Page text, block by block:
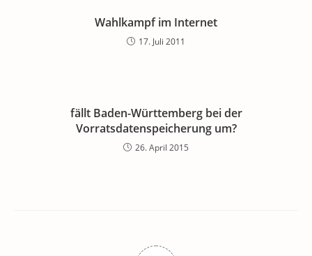
Wahlkampf im Internet
17. Juli 2011
fällt Baden-Württemberg bei der
Vorratsdatenspeicherung um?
26. April 2015